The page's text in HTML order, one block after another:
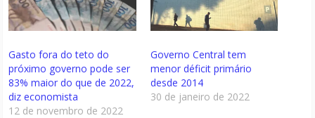
Gasto fora do teto do
próximo governo pode ser
83% maior do que de 2022,
diz economista
12 de novembro de 2022
Governo Central tem
menor déficit primário
desde 2014
30 de janeiro de 2022